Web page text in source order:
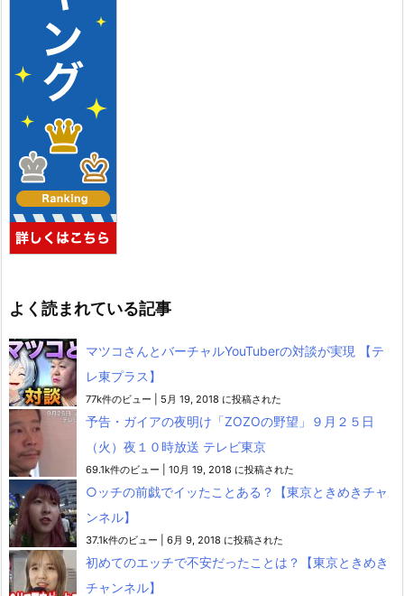
よく読まれている記事
マツコさんとバーチャルYouTuberの対談が実現 【テ
レ東プラス】
77k件のビュー 5月 19, 2018 に投稿された
予告・ガイアの夜明け「ZOZOの野望」９月２５日
（火）夜１０時放送 テレビ東京
69.1k件のビュー 10月 19, 2018 に投稿された
○ッチの前戯でイッたことある？【東京ときめきチャ
ンネル】
37.1k件のビュー 6月 9, 2018 に投稿された
初めてのエッチで不安だったことは？【東京ときめき
チャンネル】